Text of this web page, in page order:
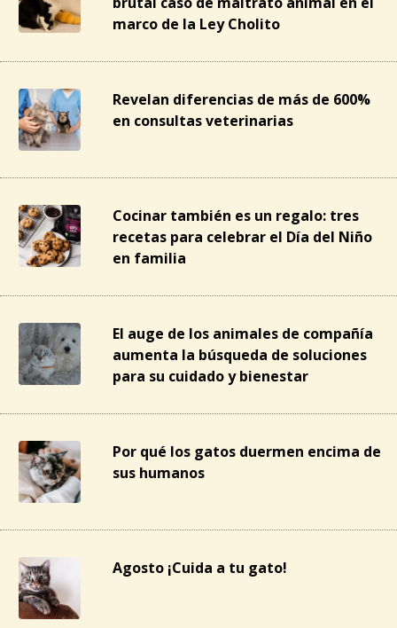
marco de la Ley Cholito
Revelan diferencias de más de 600%
en consultas veterinarias
Cocinar también es un regalo: tres
recetas para celebrar el Día del Niño
en familia
El auge de los animales de compañía
aumenta la búsqueda de soluciones
para su cuidado y bienestar
Por qué los gatos duermen encima de
sus humanos
Agosto ¡Cuida a tu gato!